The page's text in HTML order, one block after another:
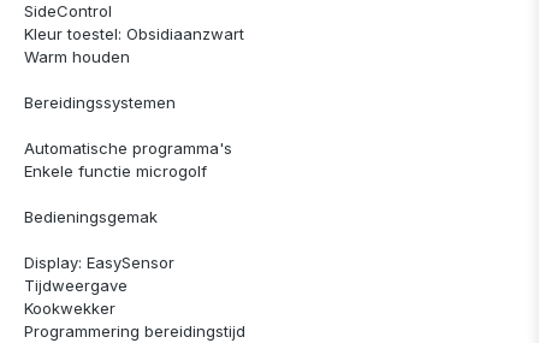
SideControl
Kleur toestel: Obsidiaanzwart
Warm houden
Bereidingssystemen
Automatische programma's
Enkele functie microgolf
Bedieningsgemak
Display: EasySensor
Tijdweergave
Kookwekker
Programmering bereidingstijd